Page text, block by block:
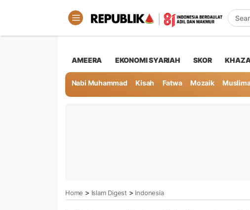
AMEERA EKONOMI SYARIAH SKOR
Nabi Muhammad Kisah Fatwa Mozaik
Home > Islam Digest > Indonesia